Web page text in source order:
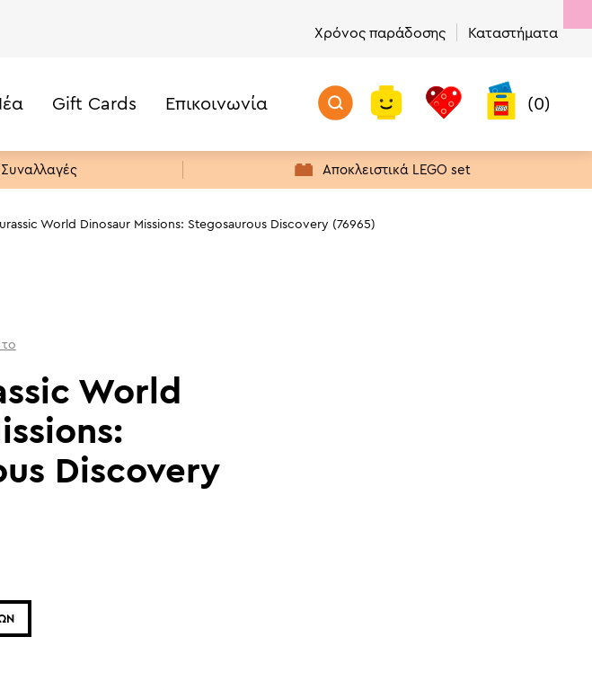
Χρόνος παράδοσης Καταστήματα
από 20€
20€ -50€
Μην Χάσετε!
Προϊόντα με Απόθεμα
Πρώτα σε Πωλήσεις
Gift Cards Επικοινωνία (0)
Αποκλειστικά LEGO set
World Dinosaur Missions: Stegosaurous Discovery (76965)
World
Discovery
69,99 Μη διαθέσιμο